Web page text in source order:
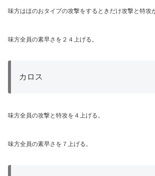
味方はほのおタイプの攻撃をするときだけ攻撃と特攻
味方全員の素早さを２４上げる。
カロス
味方全員の攻撃と特攻を４上げる。
味方全員の素早さを７上げる。